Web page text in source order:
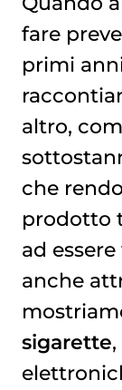
fare
primi
altro,
che
prodotto
ad
anche
sigarette